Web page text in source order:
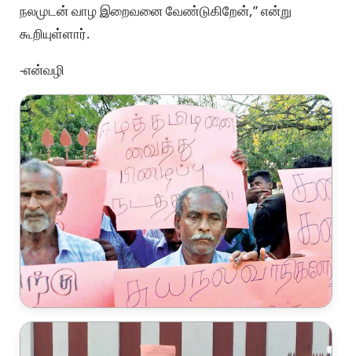
நலமுடன் வாழ இறைவனை வேண்டுகிறேன்,” என்று
கூறியுள்ளார்.
-என்வழி